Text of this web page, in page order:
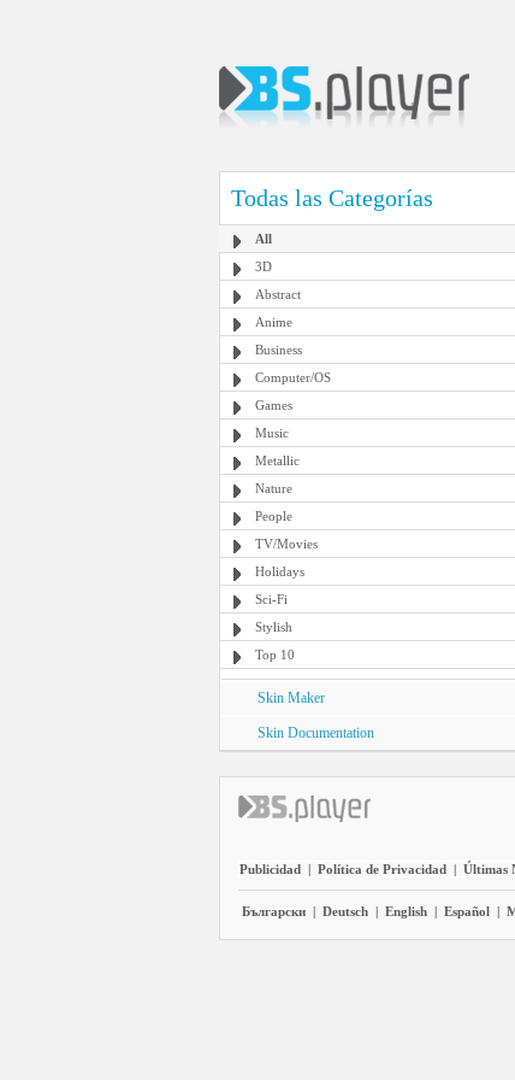
Todas las Categorías
All
3D
Abstract
Anime
Business
Computer/OS
Games
Music
Metallic
Nature
People
TV/Movies
Holidays
Sci-Fi
Stylish
Top 10
Skin Maker
Skin Documentation
Publicidad | Política de Privacidad | Últimas
Български | Deutsch | English | Español |